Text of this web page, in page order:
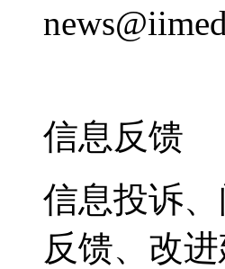
信息反馈
信息投诉
反馈、改